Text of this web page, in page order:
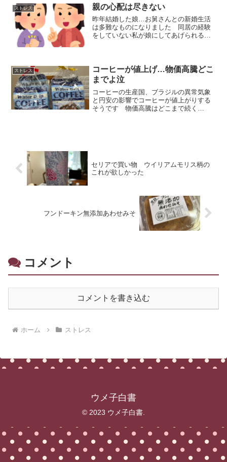
ストレス 親の心配は尽きない
昨年結婚した娘…お舅さんとの新婚生活
は多難なものになりました 同居の経験
をしていない私が娘にしてあげられるこ
ストレス
コーヒーが値上げ…物価高騰どこ
までよ泣
コーヒーの生産国、ブラジルの異常気象
と円安の影響でコーヒーが値上がりする
そうです 物価高騰はどこまで続く…
セリアで買い物 ウイリアムモリス柄の
これが欲しかった
フンドーキン無添加あわせみそ
コメント
コメントを書き込む
ホーム ストレス
ウメ子白書
© 2023 ウメ子白書.